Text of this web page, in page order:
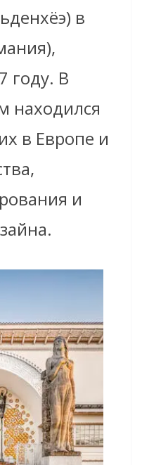
в
году. В
находился
в Европе и
и